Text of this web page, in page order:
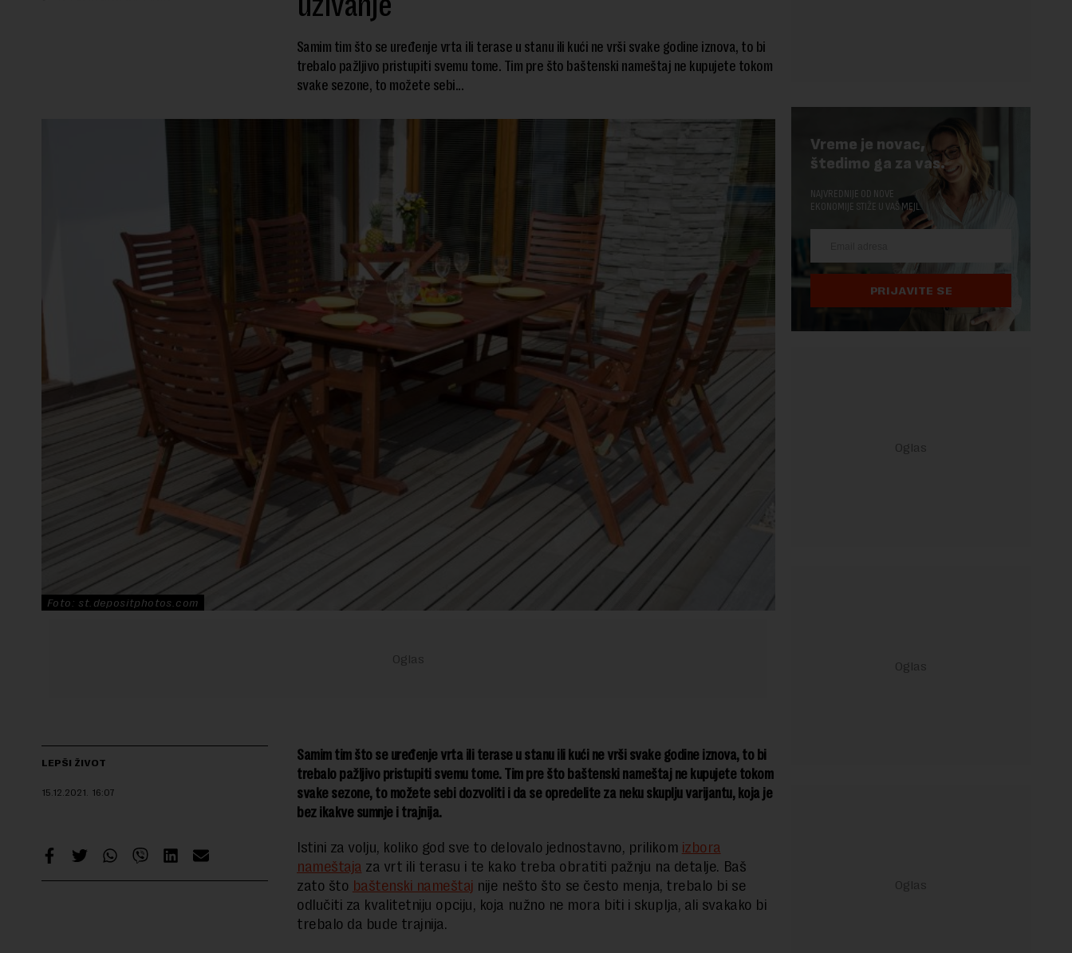
Samim tim što se uređenje vrta ili terase u stanu ili kući ne vrši svake godine iznova, to bi
trebalo pažljivo pristupiti svemu tome. Tim pre što baštenski nameštaj ne kupujete tokom
svake sezone, to možete sebi...
Foto: st.depositphotos.com
LEPŠI ŽIVOT
15.12.2021. 16:07
Samim tim što se uređenje vrta ili terase u stanu ili kući ne vrši svake godine iznova, to bi
trebalo pažljivo pristupiti svemu tome. Tim pre što baštenski nameštaj ne kupujete tokom
svake sezone, to možete sebi dozvoliti i da se opredelite za neku skuplju varijantu, koja je
bez ikakve sumnje i trajnija.
Istini za volju, koliko god sve to delovalo jednostavno, prilikom izbora
nameštaja za vrt ili terasu i te kako treba obratiti pažnju na detalje. Baš
zato što baštenski nameštaj nije nešto što se često menja, trebalo bi se
odlučiti za kvalitetniju opciju, koja nužno ne mora biti i skuplja, ali svakako bi
trebalo da bude trajnija.
Vreme je novac,
štedimo ga za vas.
NAJVREDNIJE OD NOVE
EKONOMIJE STIŽE U VAŠ MEJL.
PRIJAVITE SE